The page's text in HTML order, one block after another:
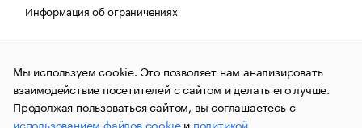
Информация об ограничениях
Правовая информация
О соблюдении авторских прав
© АО «РОСБИЗНЕСКОНСАЛТИНГ»,1995–2026.Сообщения
и материалы информационного агентства «РБК»
(зарегистрировано Федеральной службой по надзору в сфере
связи, информационных технологий и массовых
коммуникаций (Роскомнадзор) 09.12.2015 за номером ИА
Мы используем cookie. Это позволяет нам анализировать
взаимодействие посетителей с сайтом и делать его лучше.
Продолжая пользоваться сайтом, вы соглашаетесь с
использованием файлов cookieи политикой